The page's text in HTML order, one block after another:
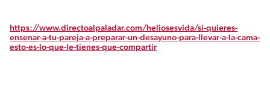
https://www.directoalpaladar.com/heliosesvida/si-quieres-
ensenar-a-tu-pareja-a-preparar-un-desayuno-para-llevar-a-la-cama-
esto-es-lo-que-le-tienes-que-compartir